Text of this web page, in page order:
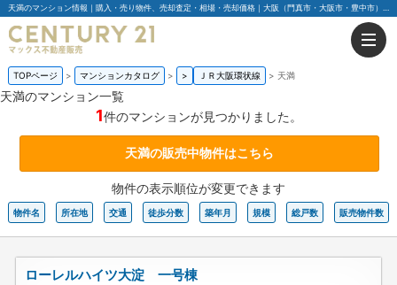
TOPページ マンションカタログ > ＪＲ大阪環状線 > 天満
天満のマンション一覧
1件のマンションが見つかりました。
天満の販売中物件はこちら
物件の表示順位が変更できます
物件名 所在地 交通 徒歩分数 築年月 規模 総戸数 販売物件数
ローレルハイツ大淀 一号棟